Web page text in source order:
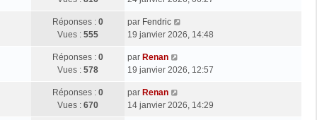
Réponses : 0
Vues : 555
par Fendric
19 janvier 2026, 14:48
Réponses : 0
Vues : 578
par Renan
19 janvier 2026, 12:57
Réponses : 0
Vues : 670
par Renan
14 janvier 2026, 14:29